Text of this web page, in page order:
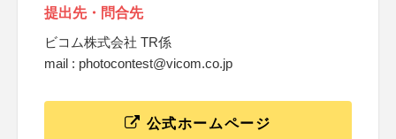
提出先・問合先
ビコム株式会社 TR係
mail : photocontest@vicom.co.jp
公式ホームページ